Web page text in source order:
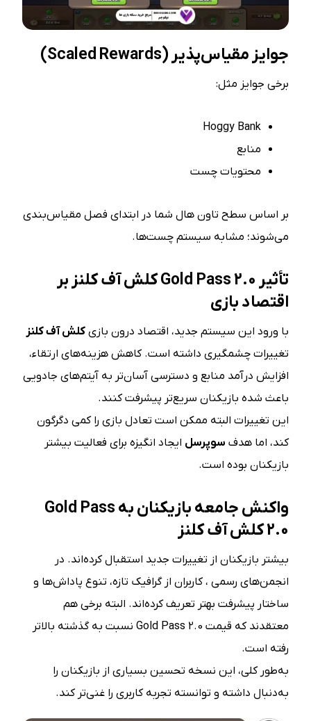
جوایز مقیاس‌پذیر (Scaled Rewards)
برخی جوایز مثل:
Hoggy Bank
منابع
محتویات چست
بر اساس سطح تاون هال شما در ابتدای فصل مقیاس‌بندی
می‌شوند؛ مشابه سیستم چست‌ها.
تأثیر Gold Pass 2.0کلش آف کلنز بر
اقتصاد بازی
با ورود این سیستم جدید، اقتصاد درون بازیکلش آف کلنز
تغییرات چشمگیری داشته است. کاهش هزینه‌های ارتقاء،
افزایش درآمد منابع و دسترسی آسان‌تر به آیتم‌های جادویی
باعث شده بازیکنان سریع‌تر پیشرفت کنند.
این تغییرات البته ممکن است تعادل بازی را کمی دگرگون
کند، اما هدف سوپرسل ایجاد انگیزه برای فعالیت بیشتر
بازیکنان بوده است.
واکنش جامعه بازیکنان به Gold Pass
2.0کلش آف کلنز
بیشتر بازیکنان از تغییرات جدید استقبال کرده‌اند. در
انجمن‌های رسمی ، کاربران از گرافیک تازه، تنوع پاداش‌ها و
ساختار پیشرفت بهتر تعریف کرده‌اند. البته برخی هم
معتقدند که قیمت Gold Pass 2.0 نسبت به گذشته بالاتر
رفته است.
به‌طور کلی، این نسخه تحسین بسیاری از بازیکنان را
به‌دنبال داشته و توانسته تجربه کاربری را غنی‌تر کند.